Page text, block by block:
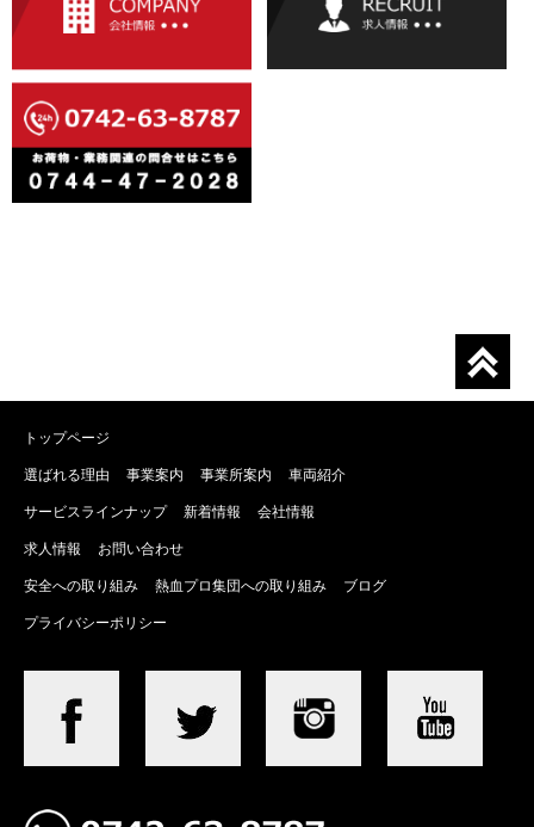
トップページ
選ばれる理由 事業案内 事業所案内 車両紹介
サービスラインナップ 新着情報 会社情報
求人情報 お問い合わせ
安全への取り組み 熱血プロ集団への取り組み ブログ
プライバシーポリシー